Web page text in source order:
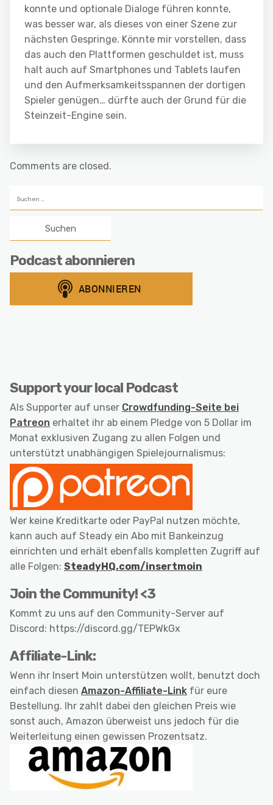
konnte und optionale Dialoge führen konnte,
was besser war, als dieses von einer Szene zur
nächsten Gespringe. Könnte mir vorstellen, dass
das auch den Plattformen geschuldet ist, muss
halt auch auf Smartphones und Tablets laufen
und den Aufmerksamkeitsspannen der dortigen
Spieler genügen… dürfte auch der Grund für die
Steinzeit-Engine sein.
Comments are closed.
nach:
Podcast abonnieren
Support your local Podcast
Als Supporter auf unser Crowdfunding-Seite bei
Patreon erhaltet ihr ab einem Pledge von 5 Dollar im
Monat exklusiven Zugang zu allen Folgen und
unterstützt unabhängigen Spielejournalismus:
Wer keine Kreditkarte oder PayPal nutzen möchte,
kann auch auf Steady ein Abo mit Bankeinzug
einrichten und erhält ebenfalls kompletten Zugriff auf
alle Folgen: SteadyHQ.com/insertmoin
Join the Community! <3
Kommt zu uns auf den Community-Server auf
Discord: https://discord.gg/TEPWkGx
Affiliate-Link:
Wenn ihr Insert Moin unterstützen wollt, benutzt doch
einfach diesen Amazon-Affiliate-Link für eure
Bestellung. Ihr zahlt dabei den gleichen Preis wie
sonst auch, Amazon überweist uns jedoch für die
Weiterleitung einen gewissen Prozentsatz.